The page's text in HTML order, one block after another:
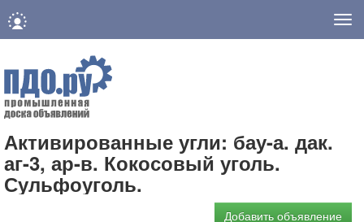
Активированные угли: бау-а. дак.
аг-3, ар-в. Кокосовый уголь.
Сульфоуголь.
Добавить объявление